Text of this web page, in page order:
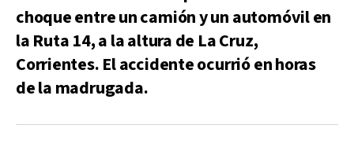
choque entre un camión y un automóvil en
la Ruta 14, a la altura de La Cruz,
Corrientes. El accidente ocurrió en horas
de la madrugada.